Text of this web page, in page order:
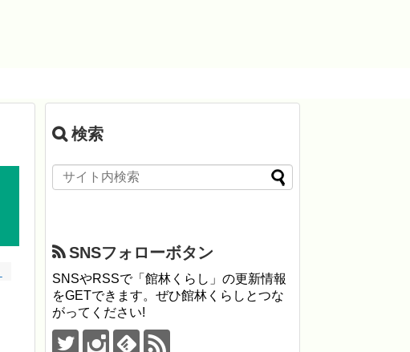
検索
SNSフォローボタン
SNSやRSSで「館林くらし」の更新情報
をGETできます。ぜひ館林くらしとつな
がってください!